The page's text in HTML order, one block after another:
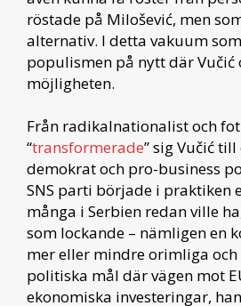
röstade på Milošević, men
alternativ. I detta vakuum
populismen på nytt där Vučić
möjligheten.
Från radikalnationalist och
“transformerade” sig Vučić
demokrat och pro-business
SNS parti började i praktiken
många i Serbien redan ville
som lockande – nämligen en
mer eller mindre orimliga
politiska mål där vägen mot
ekonomiska investeringar,